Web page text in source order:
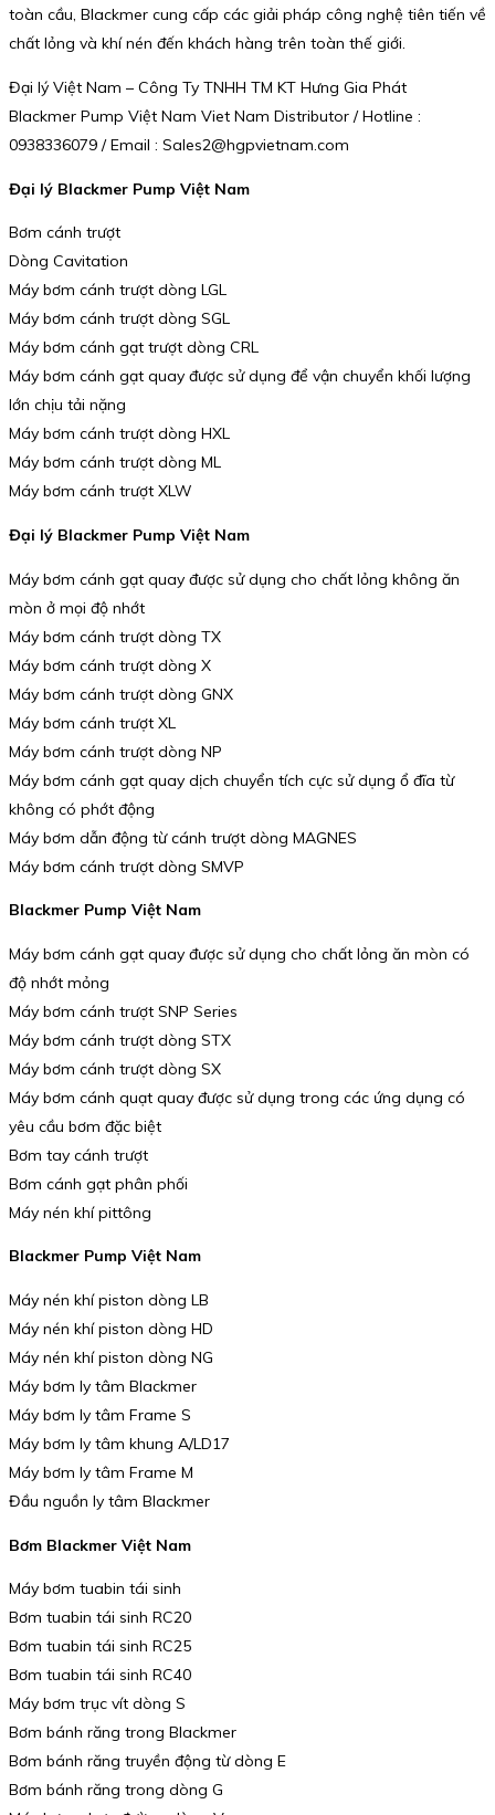
toàn cầu, Blackmer cung cấp các giải pháp công nghệ tiên tiến về
chất lỏng và khí nén đến khách hàng trên toàn thế giới.
Đại lý Việt Nam – Công Ty TNHH TM KT Hưng Gia Phát
Blackmer Pump Việt Nam Viet Nam Distributor / Hotline :
0938336079 / Email : Sales2@hgpvietnam.com
Đại lý Blackmer Pump Việt Nam
Bơm cánh trượt
Dòng Cavitation
Máy bơm cánh trượt dòng LGL
Máy bơm cánh trượt dòng SGL
Máy bơm cánh gạt trượt dòng CRL
Máy bơm cánh gạt quay được sử dụng để vận chuyển khối lượng
lớn chịu tải nặng
Máy bơm cánh trượt dòng HXL
Máy bơm cánh trượt dòng ML
Máy bơm cánh trượt XLW
Đại lý Blackmer Pump Việt Nam
Máy bơm cánh gạt quay được sử dụng cho chất lỏng không ăn
mòn ở mọi độ nhớt
Máy bơm cánh trượt dòng TX
Máy bơm cánh trượt dòng X
Máy bơm cánh trượt dòng GNX
Máy bơm cánh trượt XL
Máy bơm cánh trượt dòng NP
Máy bơm cánh gạt quay dịch chuyển tích cực sử dụng ổ đĩa từ
không có phớt động
Máy bơm dẫn động từ cánh trượt dòng MAGNES
Máy bơm cánh trượt dòng SMVP
Blackmer Pump Việt Nam
Máy bơm cánh gạt quay được sử dụng cho chất lỏng ăn mòn có
độ nhớt mỏng
Máy bơm cánh trượt SNP Series
Máy bơm cánh trượt dòng STX
Máy bơm cánh trượt dòng SX
Máy bơm cánh quạt quay được sử dụng trong các ứng dụng có
yêu cầu bơm đặc biệt
Bơm tay cánh trượt
Bơm cánh gạt phân phối
Máy nén khí pittông
Blackmer Pump Việt Nam
Máy nén khí piston dòng LB
Máy nén khí piston dòng HD
Máy nén khí piston dòng NG
Máy bơm ly tâm Blackmer
Máy bơm ly tâm Frame S
Máy bơm ly tâm khung A/LD17
Máy bơm ly tâm Frame M
Đầu nguồn ly tâm Blackmer
Bơm Blackmer Việt Nam
Máy bơm tuabin tái sinh
Bơm tuabin tái sinh RC20
Bơm tuabin tái sinh RC25
Bơm tuabin tái sinh RC40
Máy bơm trục vít dòng S
Bơm bánh răng trong Blackmer
Bơm bánh răng truyền động từ dòng E
Bơm bánh răng trong dòng G